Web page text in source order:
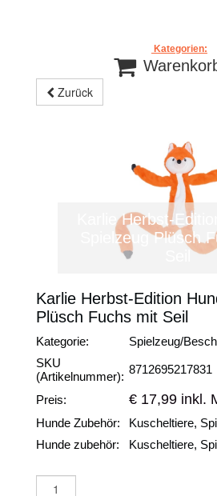
Kategorien:

Zurück
Karlie Herbst-
Spielzeug Plüsch
Karlie Herbst-Edition
Plüsch Fuchs mit Seil
Kategorie:
Spielzeug/
SKU
(Artikelnummer):
8712695217831
Preis: € 17,99 inkl.
Hunde Zubehör:
Kuscheltiere,
Hunde zubehör:
Kuscheltiere,